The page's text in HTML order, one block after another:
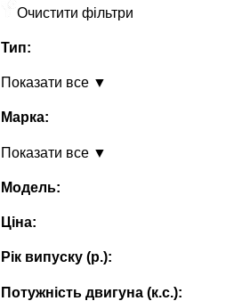
Очистити фільтри
Тип:
Показати все ▼
Марка:
Показати все ▼
Модель:
Ціна:
Рік випуску (p.):
Потужність двигуна (к.с.):